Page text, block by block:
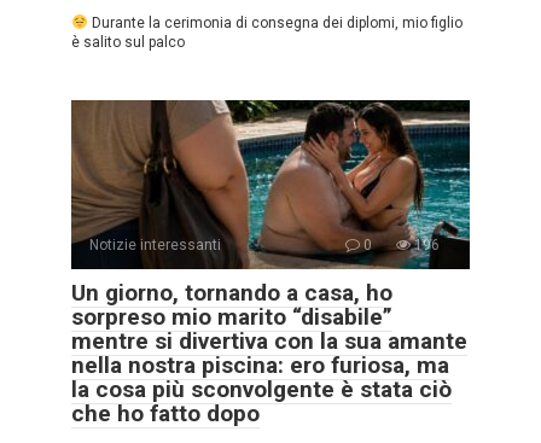
Durante la cerimonia di consegna dei diplomi, mio figlio
è salito sul palco
Notizie interessanti 0 196
Un giorno, tornando a casa, ho
sorpreso mio marito “disabile”
mentre si divertiva con la sua amante
nella nostra piscina: ero furiosa, ma
la cosa più sconvolgente è stata ciò
che ho fatto dopo